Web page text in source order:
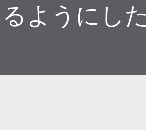
ようにした